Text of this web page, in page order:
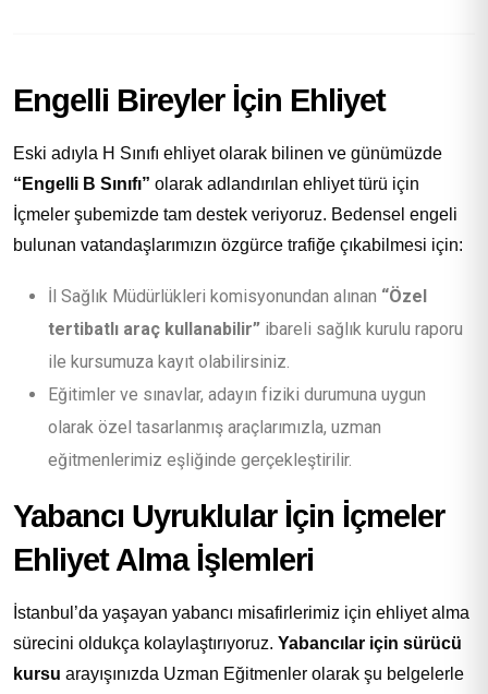
Engelli Bireyler İçin Ehliyet
Eski adıyla H Sınıfı ehliyet olarak bilinen ve günümüzde
“Engelli B Sınıfı” olarak adlandırılan ehliyet türü için
İçmeler şubemizde tam destek veriyoruz. Bedensel engeli
bulunan vatandaşlarımızın özgürce trafiğe çıkabilmesi için:
İl Sağlık Müdürlükleri komisyonundan alınan “Özel
tertibatlı araç kullanabilir” ibareli sağlık kurulu raporu
ile kursumuza kayıt olabilirsiniz.
Eğitimler ve sınavlar, adayın fiziki durumuna uygun
olarak özel tasarlanmış araçlarımızla, uzman
eğitmenlerimiz eşliğinde gerçekleştirilir.
Yabancı Uyruklular İçin İçmeler
Ehliyet Alma İşlemleri
İstanbul’da yaşayan yabancı misafirlerimiz için ehliyet alma
sürecini oldukça kolaylaştırıyoruz. Yabancılar için sürücü
kursu arayışınızda Uzman Eğitmenler olarak şu belgelerle